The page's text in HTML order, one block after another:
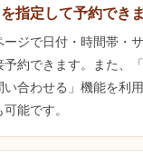
指定して予約でき
ージで日付・時間帯・
予約できます。また、
い合わせる」機能を利
能です。